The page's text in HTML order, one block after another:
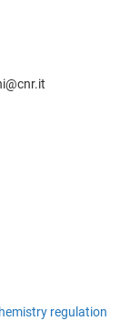
regulation